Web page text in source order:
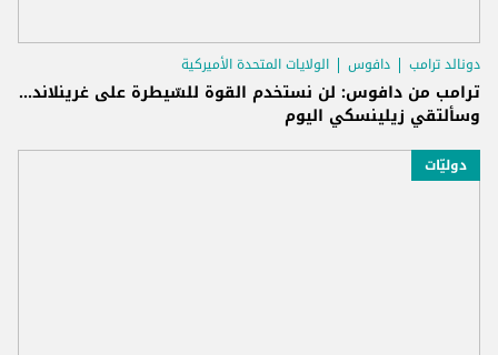
دونالد ترامب دافوس الولايات المتحدة الأميركية
ترامب من دافوس: لن نستخدم القوة للسّيطرة على غرينلاند...
وسألتقي زيلينسكي اليوم
دوليّات